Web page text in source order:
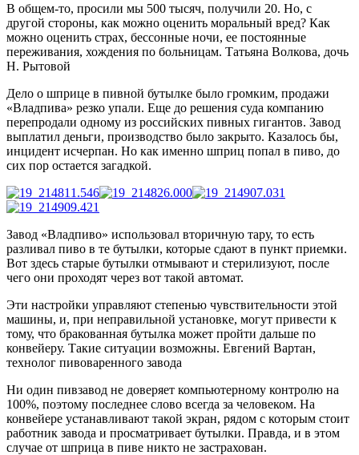
В общем-то, просили мы 500 тысяч, получили 20. Но, с
другой стороны, как можно оценить моральный вред? Как
можно оценить страх, бессонные ночи, ее постоянные
переживания, хождения по больницам. Татьяна Волкова, дочь
Н. Рытовой
Дело о шприце в пивной бутылке было громким, продажи
«Владпива» резко упали. Еще до решения суда компанию
перепродали одному из российских пивных гигантов. Завод
выплатил деньги, производство было закрыто. Казалось бы,
инцидент исчерпан. Но как именно шприц попал в пиво, до
сих пор остается загадкой.
Завод «Владпиво» использовал вторичную тару, то есть
разливал пиво в те бутылки, которые сдают в пункт приемки.
Вот здесь старые бутылки отмывают и стерилизуют, после
чего они проходят через вот такой автомат.
Эти настройки управляют степенью чувствительности этой
машины, и, при неправильной установке, могут привести к
тому, что бракованная бутылка может пройти дальше по
конвейеру. Такие ситуации возможны. Евгений Вартан,
технолог пивоваренного завода
Ни один пивзавод не доверяет компьютерному контролю на
100%, поэтому последнее слово всегда за человеком. На
конвейере устанавливают такой экран, рядом с которым стоит
работник завода и просматривает бутылки. Правда, и в этом
случае от шприца в пиве никто не застрахован.